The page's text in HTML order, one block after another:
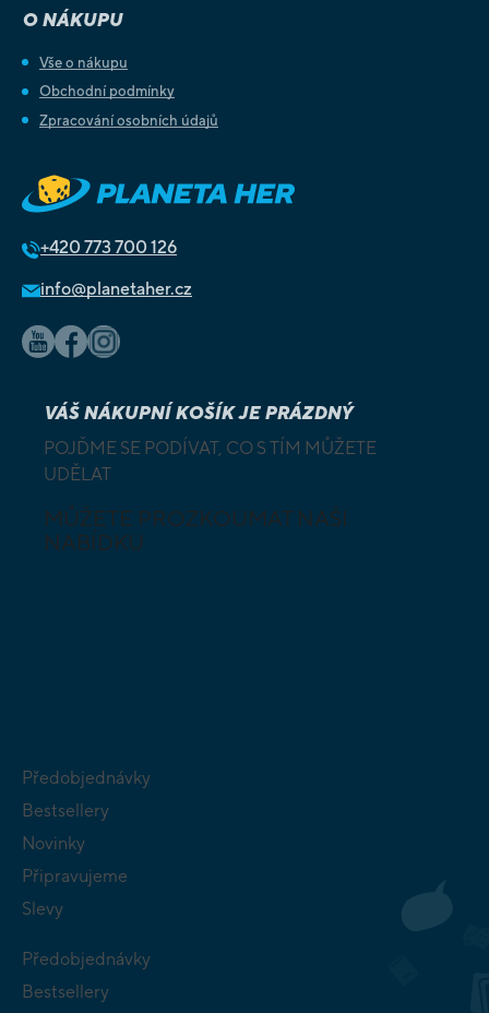
O NÁKUPU
Vše o nákupu
Obchodní podmínky
Zpracování osobních údajů
+420 773 700 126
info@planetaher.cz
VÁŠ NÁKUPNÍ KOŠÍK JE PRÁZDNÝ
POJĎME SE PODÍVAT, CO S TÍM MŮŽETE
UDĚLAT
MŮŽETE PROZKOUMAT NAŠI
NABÍDKU
Předobjednávky
Bestsellery
Novinky
Připravujeme
Slevy
Předobjednávky
Bestsellery